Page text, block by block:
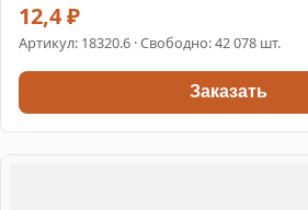
12,4 ₽
Артикул: 18320.6 · Свободно: 42 078 шт.
Заказать